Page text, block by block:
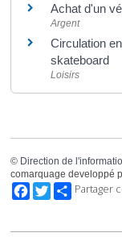
Achat d'un
Argent
Circulation
skateboard
Loisirs
© Direction de
comarquage developpé
Facebook
TwitterPartager